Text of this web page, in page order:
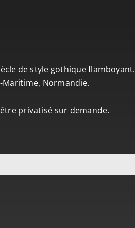
de style gothique flamboyant.
Maritime, Normandie.
privatisé sur demande.